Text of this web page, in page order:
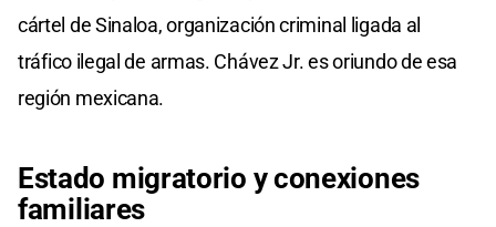
cártel de Sinaloa, organización criminal ligada al
tráfico ilegal de armas. Chávez Jr. es oriundo de esa
región mexicana.
Estado migratorio y conexiones
familiares